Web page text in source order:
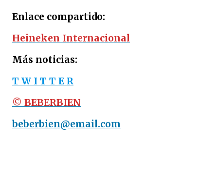
Enlace compartido:
Heineken Internacional
Más noticias:
T W I T T E R
© BEBERBIEN
beberbien@email.com